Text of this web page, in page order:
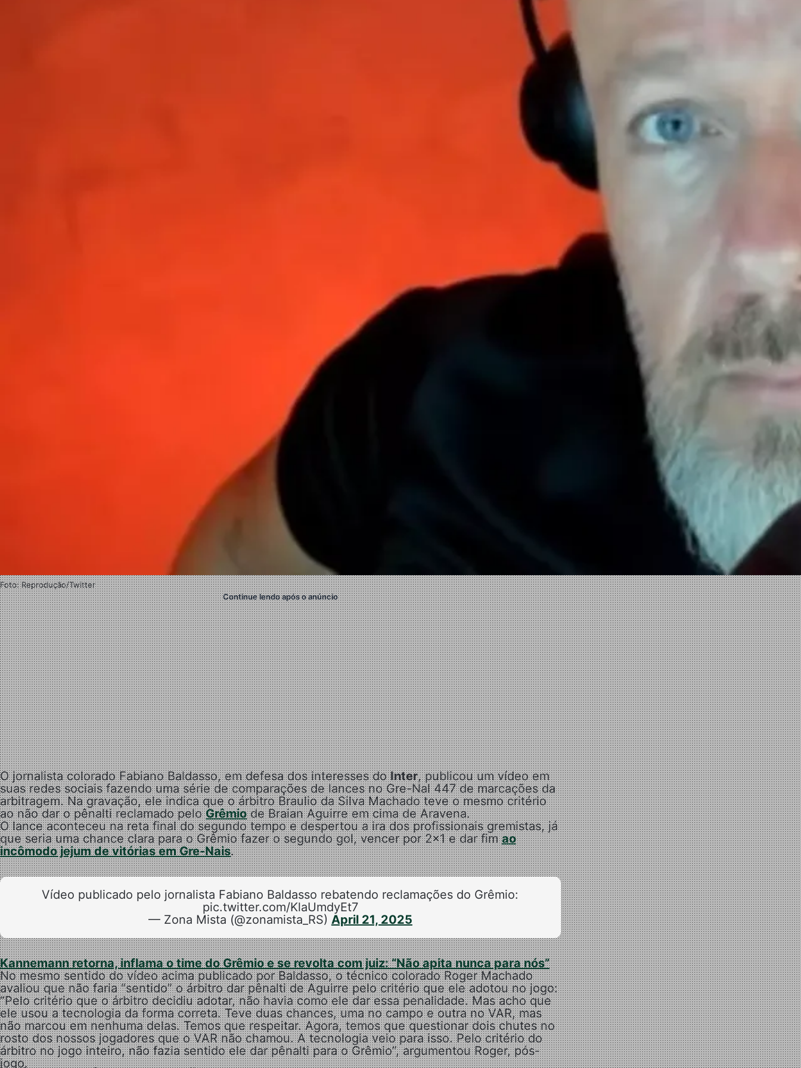
Foto: Reprodução/Twitter
Continue lendo após o anúncio
O jornalista colorado Fabiano Baldasso, em defesa dos interesses doInter, publicou um vídeo em
suas redes sociais fazendo uma série de comparações de lances no Gre-Nal 447 de marcações da
arbitragem. Na gravação, ele indica que o árbitro Braulio da Silva Machado teve o mesmo critério
ao não dar o pênalti reclamado peloGrêmiode Braian Aguirre em cima de Aravena.
O lance aconteceu na reta final do segundo tempo e despertou a ira dos profissionais gremistas, já
que seria uma chance clara para o Grêmio fazer o segundo gol, vencer por 2×1 e dar fimao
incômodo jejum de vitórias em Gre-Nais.
Vídeo publicado pelo jornalista Fabiano Baldasso rebatendo reclamações do Grêmio:
pic.twitter.com/KlaUmdyEt7
— Zona Mista (@zonamista_RS) April 21, 2025
Kannemann retorna, inflama o time do Grêmio e se revolta com juiz: “Não apita nunca para nós”
No mesmo sentido do vídeo acima publicado por Baldasso, o técnico colorado Roger Machado
avaliou que não faria “sentido” o árbitro dar pênalti de Aguirre pelo critério que ele adotou no jogo:
“Pelo critério que o árbitro decidiu adotar, não havia como ele dar essa penalidade. Mas acho que
ele usou a tecnologia da forma correta. Teve duas chances, uma no campo e outra no VAR, mas
não marcou em nenhuma delas. Temos que respeitar. Agora, temos que questionar dois chutes no
rosto dos nossos jogadores que o VAR não chamou. A tecnologia veio para isso. Pelo critério do
árbitro no jogo inteiro, não fazia sentido ele dar pênalti para o Grêmio”, argumentou Roger, pós-
jogo.